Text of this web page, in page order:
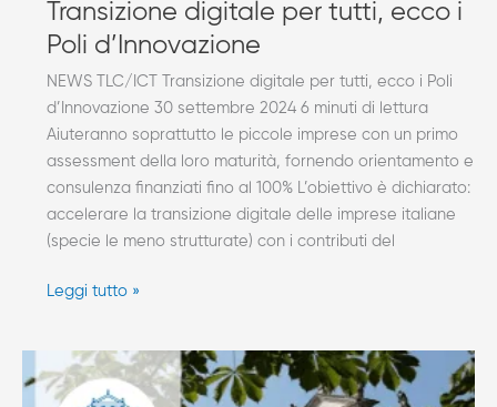
Transizione digitale per tutti, ecco i
Poli d’Innovazione
NEWS TLC/ICT Transizione digitale per tutti, ecco i Poli
d’Innovazione 30 settembre 2024 6 minuti di lettura
Aiuteranno soprattutto le piccole imprese con un primo
assessment della loro maturità, fornendo orientamento e
consulenza finanziati fino al 100% L’obiettivo è dichiarato:
accelerare la transizione digitale delle imprese italiane
(specie le meno strutturate) con i contributi del
Leggi tutto »
AXERA
è